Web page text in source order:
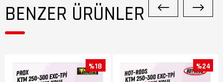
BENZER ÜRÜNLER
%18 %24